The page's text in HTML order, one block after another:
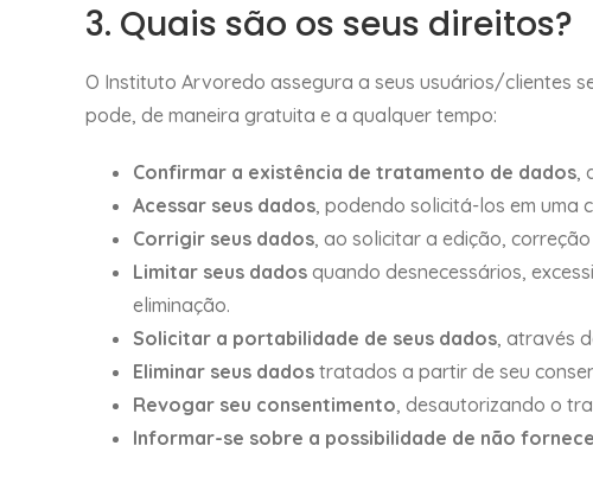
3. Quais são os seus direitos?
O Instituto Arvoredo assegura a seus usuários/clientes
pode, de maneira gratuita e a qualquer tempo:
Confirmar a existência de tratamento de dados,
Acessar seus dados, podendo solicitá-los em uma
Corrigir seus dados, ao solicitar a edição,
Limitar seus dadosquando desnecessários,
eliminação.
Solicitar a portabilidade de seus dados, através
Eliminar seus dadostratados a partir de seu
Revogar seu consentimento, desautorizando o
Informar-se sobre a possibilidade de não